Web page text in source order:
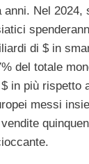
anni. Nel 2024,
di $ in
del totale
in più rispetto
messi